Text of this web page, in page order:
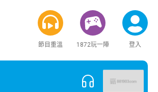
節目重溫 1872玩一陣 登入